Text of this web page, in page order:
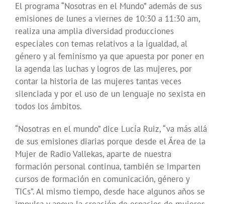
El programa “Nosotras en el Mundo” además de sus
emisiones de lunes a viernes de 10:30 a 11:30 am,
realiza una amplia diversidad producciones
especiales con temas relativos a la igualdad, al
género y al feminismo ya que apuesta por poner en
la agenda las luchas y logros de las mujeres, por
contar la historia de las mujeres tantas veces
silenciada y por el uso de un lenguaje no sexista en
todos los ámbitos.
“Nosotras en el mundo” dice Lucía Ruiz, “va más allá
de sus emisiones diarias porque desde el Área de la
Mujer de Radio Vallekas, aparte de nuestra
formación personal continua, también se imparten
cursos de formación en comunicación, género y
TICs”. Al mismo tiempo, desde hace algunos años se